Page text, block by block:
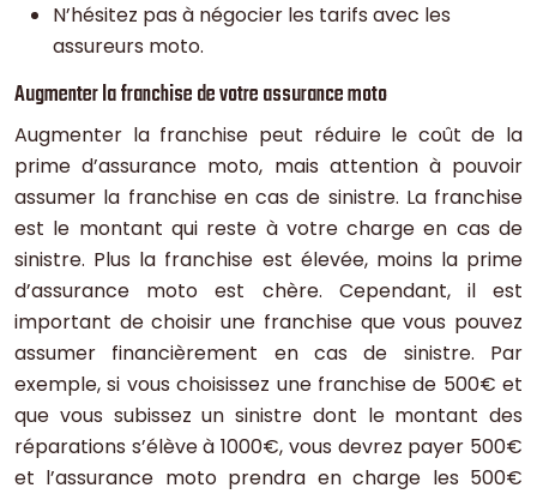
N’hésitez pas à négocier les tarifs avec les
assureurs moto.
Augmenter la franchise de votre assurance moto
Augmenter la franchise peut réduire le coût de la
prime d’assurance moto, mais attention à pouvoir
assumer la franchise en cas de sinistre. La franchise
est le montant qui reste à votre charge en cas de
sinistre. Plus la franchise est élevée, moins la prime
d’assurance moto est chère. Cependant, il est
important de choisir une franchise que vous pouvez
assumer financièrement en cas de sinistre. Par
exemple, si vous choisissez une franchise de 500€ et
que vous subissez un sinistre dont le montant des
réparations s’élève à 1000€, vous devrez payer 500€
et l’assurance moto prendra en charge les 500€